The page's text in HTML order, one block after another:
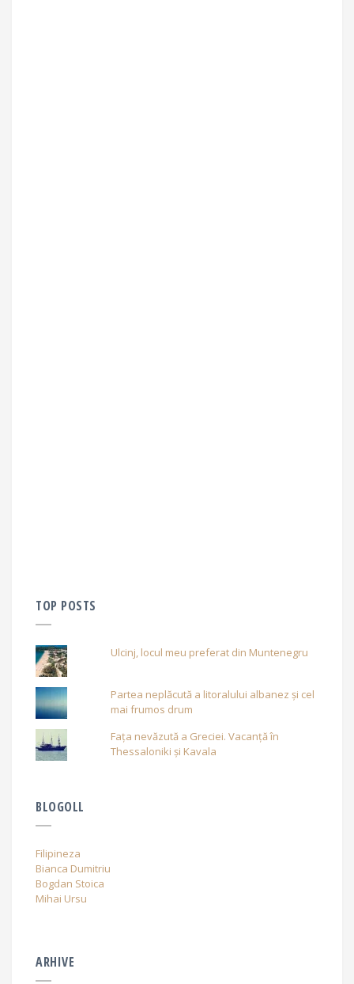
TOP POSTS
Ulcinj, locul meu preferat din Muntenegru
Partea neplăcută a litoralului albanez și cel
mai frumos drum
Fața nevăzută a Greciei. Vacanță în
Thessaloniki și Kavala
BLOGOLL
Filipineza
Bianca Dumitriu
Bogdan Stoica
Mihai Ursu
ARHIVE